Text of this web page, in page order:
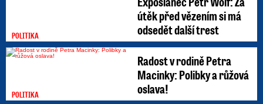
POLITIKA
útěk před vězením si má
odsedět další trest
POLITIKA
Radost v rodině Petra
Macinky: Polibky a růžová
oslava!